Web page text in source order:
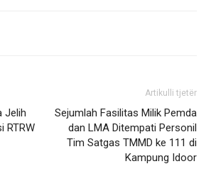
Jelih
RTRW
Artikulli tjetër
Sejumlah Fasilitas Milik Pemda
dan LMA Ditempati Personil
Tim Satgas TMMD ke 111 di
Kampung Idoor